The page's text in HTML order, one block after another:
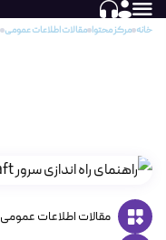
خانه مرکز محتوا مقالات اطلاعات عمومی
مقالات اطلاعات عمومی